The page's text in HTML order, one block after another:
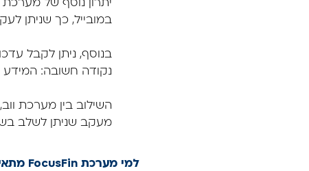
במובייל, כך שניתן
בנוסף, ניתן לקבל
נקודה חשובה: המידע
מעקב שניתן לשלב
למי מערכת FocusFin מתאימה?